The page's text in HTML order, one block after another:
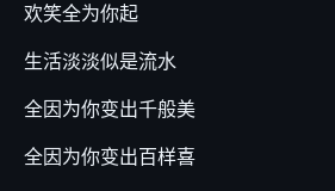
欢笑全为你起
生活淡淡似是流水
全因为你变出千般美
全因为你变出百样喜